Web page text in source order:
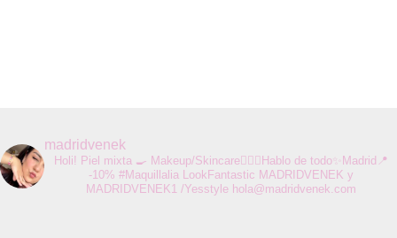
madridvenek
Holi! Piel mixta 🍳 Makeup/Skincare💆🏻‍♀️Hablo de todo✨Madrid📍
-10% #Maquillalia LookFantastic MADRIDVENEK y
MADRIDVENEK1 /Yesstylehola@madridvenek.com